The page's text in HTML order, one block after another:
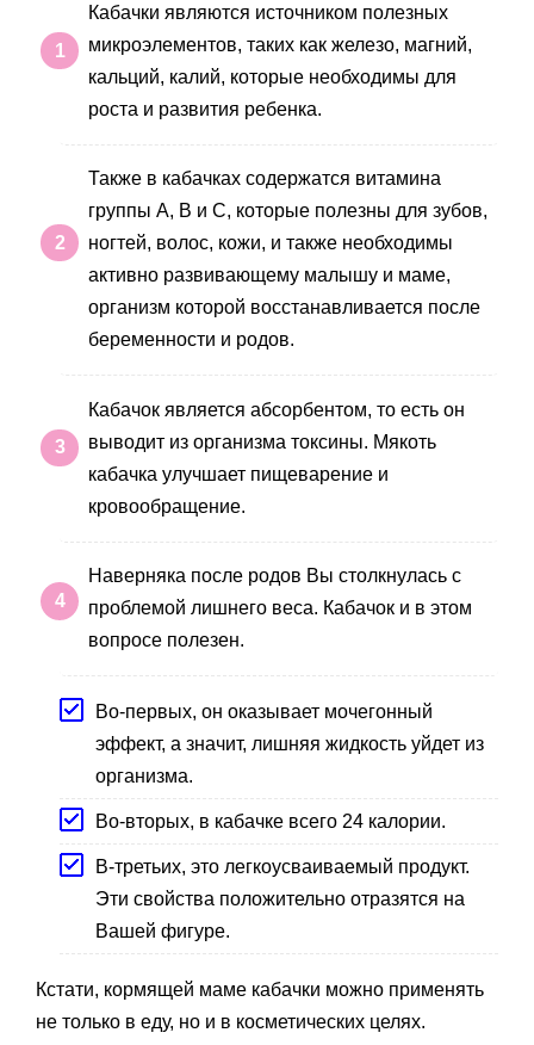
Кабачки являются источником полезных
микроэлементов, таких как железо, магний,
кальций, калий, которые необходимы для
роста и развития ребенка.
Также в кабачках содержатся витамина
группы А, В и С, которые полезны для зубов,
ногтей, волос, кожи, и также необходимы
активно развивающему малышу и маме,
организм которой восстанавливается после
беременности и родов.
Кабачок является абсорбентом, то есть он
выводит из организма токсины. Мякоть
кабачка улучшает пищеварение и
кровообращение.
Наверняка после родов Вы столкнулась с
проблемой лишнего веса. Кабачок и в этом
вопросе полезен.
Во-первых, он оказывает мочегонный
эффект, а значит, лишняя жидкость уйдет из
организма.
Во-вторых, в кабачке всего 24 калории.
В-третьих, это легкоусваиваемый продукт.
Эти свойства положительно отразятся на
Вашей фигуре.
Кстати, кормящей маме кабачки можно применять
не только в еду, но и в косметических целях.